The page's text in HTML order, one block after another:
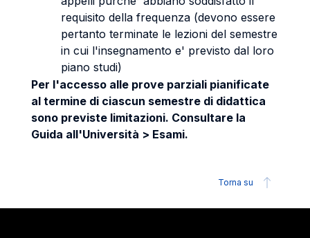
requisito della frequenza (devono essere
pertanto terminate le lezioni del semestre
in cui l'insegnamento e' previsto dal loro
piano studi)
Per l'accesso alle prove parziali pianificate
al termine di ciascun semestre di didattica
sono previste limitazioni. Consultare la
Guida all'Università > Esami.
Torna su